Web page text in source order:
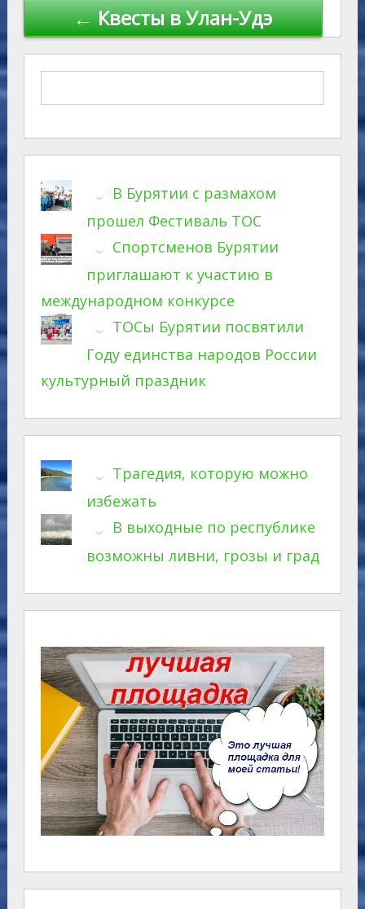
← Квесты в Улан-Удэ
В Бурятии с размахом
прошел Фестиваль ТОС
Спортсменов Бурятии
приглашают к участию в
международном конкурсе
ТОСы Бурятии посвятили
Году единства народов России
культурный праздник
Трагедия, которую можно
избежать
В выходные по республике
возможны ливни, грозы и град